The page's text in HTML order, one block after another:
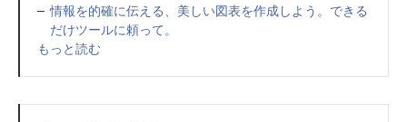
情報を的確に伝える、美しい図表を作成しよう。できる
だけツールに頼って。
もっと読む